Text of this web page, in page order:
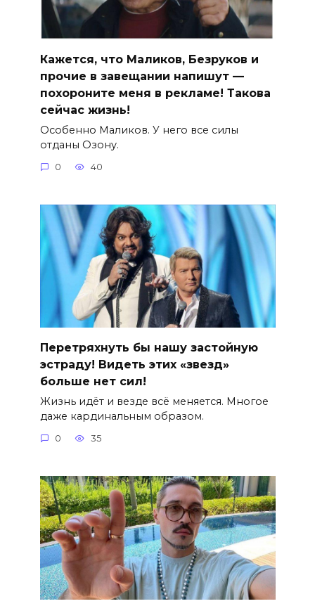
Кажется, что Маликов, Безруков и
прочие в завещании напишут —
похороните меня в рекламе! Такова
сейчас жизнь!
Особенно Маликов. У него все силы
отданы Озону.
0 40
Перетряхнуть бы нашу застойную
эстраду! Видеть этих «звезд»
больше нет сил!
Жизнь идёт и везде всё меняется. Многое
даже кардинальным образом.
0 35